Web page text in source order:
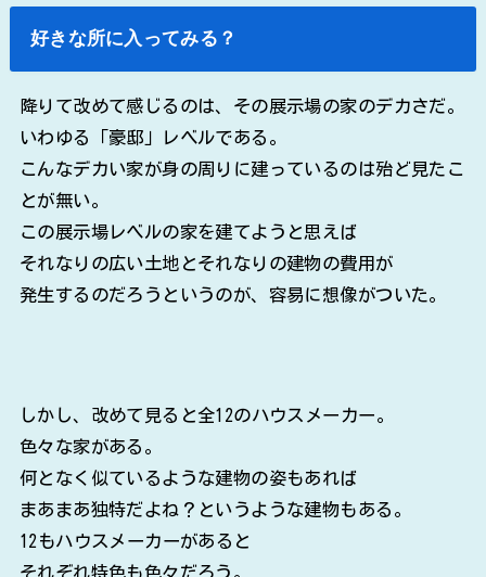
好きな所に入ってみる？
降りて改めて感じるのは、その展示場の家のデカさだ。
いわゆる「豪邸」レベルである。
こんなデカい家が身の周りに建っているのは殆ど見たこ
とが無い。
この展示場レベルの家を建てようと思えば
それなりの広い土地とそれなりの建物の費用が
発生するのだろうというのが、容易に想像がついた。
しかし、改めて見ると全12のハウスメーカー。
色々な家がある。
何となく似ているような建物の姿もあれば
まあまあ独特だよね？というような建物もある。
12もハウスメーカーがあると
それぞれ特色も色々だろう。